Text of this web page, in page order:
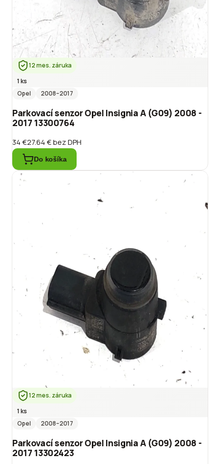
12 mes. záruka
1 ks
Opel
2008–2017
Parkovací senzor Opel Insignia A (G09) 2008 -
2017 13300764
34 €27.64 €bez DPH
Do košíka
12 mes. záruka
1 ks
Opel
2008–2017
Parkovací senzor Opel Insignia A (G09) 2008 -
2017 13302423